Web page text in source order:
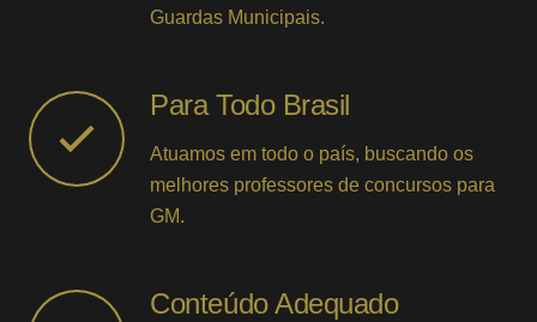
Guardas Municipais.
Para Todo Brasil
Atuamos em todo o país, buscando os
melhores professores de concursos para
GM.
Conteúdo Adequado